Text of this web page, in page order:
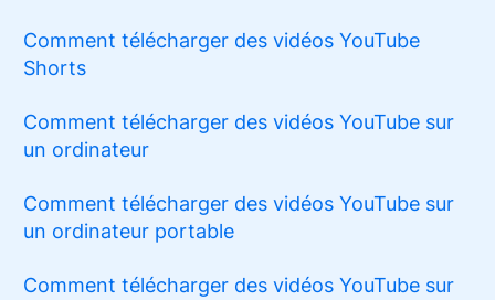
Comment télécharger des vidéos YouTube
Shorts
Comment télécharger des vidéos YouTube sur
un ordinateur
Comment télécharger des vidéos YouTube sur
un ordinateur portable
Comment télécharger des vidéos YouTube sur